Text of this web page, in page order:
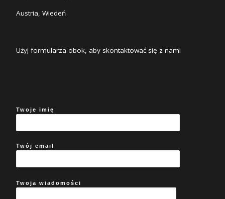
Austria, Wiedeń
Użyj formularza obok, aby skontaktować się z nami
Twoje imię
Twój email
Twoja wiadomości